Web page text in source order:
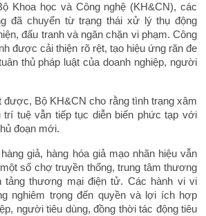
Khoa học và Công nghệ (KH&CN), các
đã chuyển từ trạng thái xử lý thụ động
đấu tranh và ngăn chặn vi phạm. Công
được cải thiện rõ rệt, tạo hiệu ứng răn đe
thủ pháp luật của doanh nghiệp, người
được, Bộ KH&CN cho rằng tình trạng xâm
tuệ vẫn tiếp tục diễn biến phức tạp với
đoạn mới.
giả, hàng hóa giả mạo nhãn hiệu vẫn
số chợ truyền thống, trung tâm thương
tảng thương mại điện tử. Các hành vi vi
nghiêm trọng đến quyền và lợi ích hợp
người tiêu dùng, đồng thời tác động tiêu